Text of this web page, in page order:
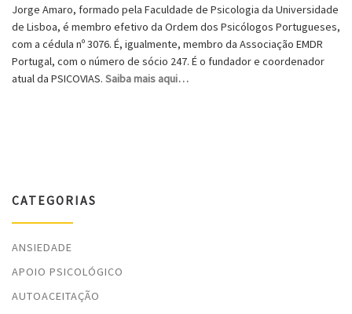
Jorge Amaro, formado pela Faculdade de Psicologia da Universidade
de Lisboa, é membro efetivo da Ordem dos Psicólogos Portugueses,
com a cédula nº 3076. É, igualmente, membro da Associação EMDR
Portugal, com o número de sócio 247. É o fundador e coordenador
atual da PSICOVIAS. Saiba mais aqui…
CATEGORIAS
ANSIEDADE
APOIO PSICOLÓGICO
AUTOACEITAÇÃO